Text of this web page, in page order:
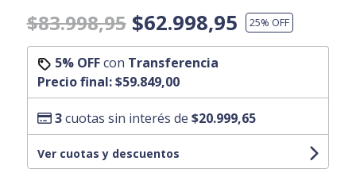
$83.998,95$62.998,95 25% OFF
5% OFFcon Transferencia
Precio final:$59.849,00
3cuotas sin interés de $20.999,65
Ver cuotas y descuentos